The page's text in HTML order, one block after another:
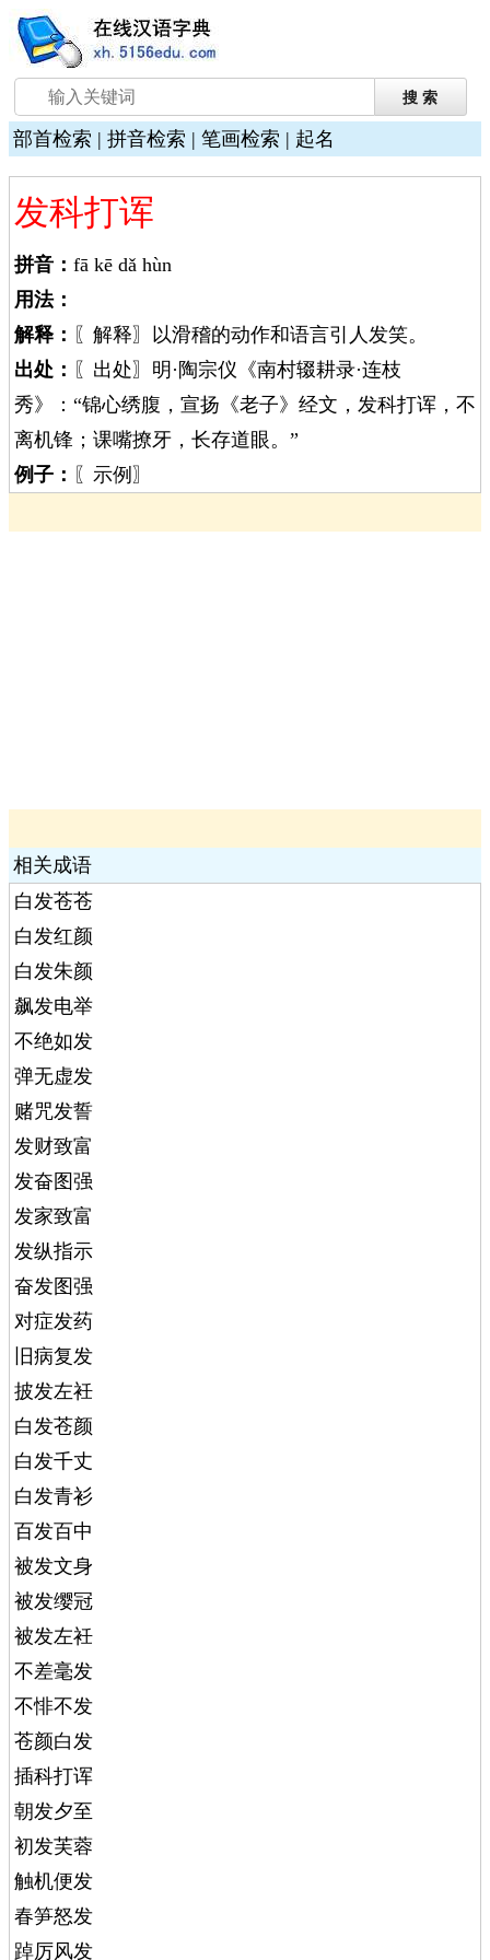
部首检索 | 拼音检索 | 笔画检索 | 起名
发科打诨
拼音： fā kē dǎ hùn
用法：
解释： 〖解释〗以滑稽的动作和语言引人发笑。
出处： 〖出处〗明·陶宗仪《南村辍耕录·连枝
秀》：“锦心绣腹，宣扬《老子》经文，发科打诨，不
离机锋；课嘴撩牙，长存道眼。”
例子： 〖示例〗
相关成语
白发苍苍
白发红颜
白发朱颜
飙发电举
不绝如发
弹无虚发
赌咒发誓
发财致富
发奋图强
发家致富
发纵指示
奋发图强
对症发药
旧病复发
披发左衽
白发苍颜
白发千丈
白发青衫
百发百中
被发文身
被发缨冠
被发左衽
不差毫发
不悱不发
苍颜白发
插科打诨
朝发夕至
初发芙蓉
触机便发
春笋怒发
踔厉风发